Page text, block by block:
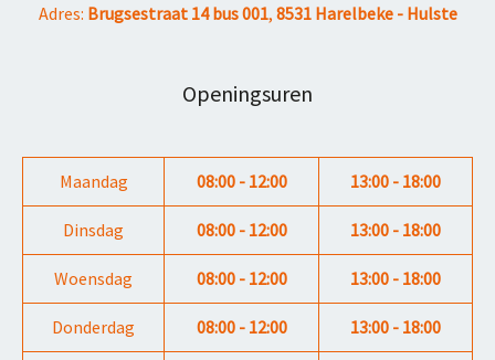
Adres: Brugsestraat 14 bus 001, 8531 Harelbeke - Hulste
Openingsuren
Maandag 08:00 - 12:00 13:00 - 18:00
Dinsdag 08:00 - 12:00 13:00 - 18:00
Woensdag 08:00 - 12:00 13:00 - 18:00
Donderdag 08:00 - 12:00 13:00 - 18:00